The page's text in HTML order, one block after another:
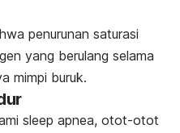
penurunan saturasi
yang berulang selama
mimpi buruk.
sleep apnea, otot-otot